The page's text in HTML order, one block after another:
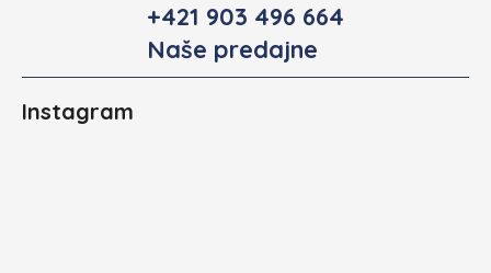
+421 903 496 664
Naše predajne
Instagram